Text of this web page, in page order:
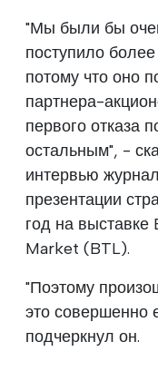
"Мы были бы
поступило
потому что оно
партнера-
первого отказа
остальным", -
интервью
презентации
год на
Market (BTL).
"Поэтому
это совершенно
подчеркнул он.